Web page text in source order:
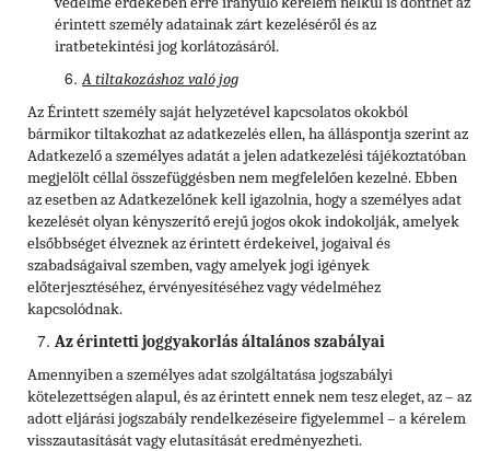
érintett személy adatainak zárt kezeléséről és az
iratbetekintési jog korlátozásáról.
A tiltakozáshoz való jog
Az Érintett személy saját helyzetével kapcsolatos okokból
bármikor tiltakozhat az adatkezelés ellen, ha álláspontja szerint az
Adatkezelő a személyes adatát a jelen adatkezelési tájékoztatóban
megjelölt céllal összefüggésben nem megfelelően kezelné. Ebben
az esetben az Adatkezelőnek kell igazolnia, hogy a személyes adat
kezelését olyan kényszerítő erejű jogos okok indokolják, amelyek
elsőbbséget élveznek az érintett érdekeivel, jogaival és
szabadságaival szemben, vagy amelyek jogi igények
előterjesztéséhez, érvényesítéséhez vagy védelméhez
kapcsolódnak.
Az érintetti joggyakorlás általános szabályai
Amennyiben a személyes adat szolgáltatása jogszabályi
kötelezettségen alapul, és az érintett ennek nem tesz eleget, az – az
adott eljárási jogszabály rendelkezéseire figyelemmel – a kérelem
visszautasítását vagy elutasítását eredményezheti.